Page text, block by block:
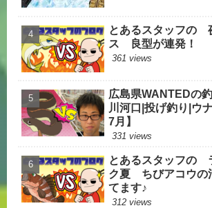
とあるスタッフの
ス 良型が連発！
361 views
広島県WANTEDの
川河口|投げ釣り|ウ
7月】
331 views
とあるスタッフの
ク夏 ちびアコウの
てます♪
312 views